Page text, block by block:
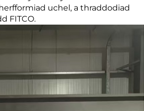
uchel, a thraddodiad
FITCO.